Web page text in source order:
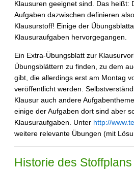
Klausuren geeignet sind. Das heißt:
Aufgaben dazwischen definieren
Klausurstoff! Einige der
Klausuraufgaben hervorgegangen.
Ein Extra-Übungsblatt zur
Übungsblättern zu finden, zu dem
gibt, die allerdings erst am Montag
veröffentlicht werden.
Klausur auch andere
einige der Aufgaben dort sind aber
Klausuraufgaben. Unter http://
weitere relevante Übungen (mit
Historie des Stoffplans